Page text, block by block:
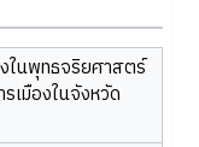
ในพุทธจริยศาสตร์
เมืองในจังหวัด